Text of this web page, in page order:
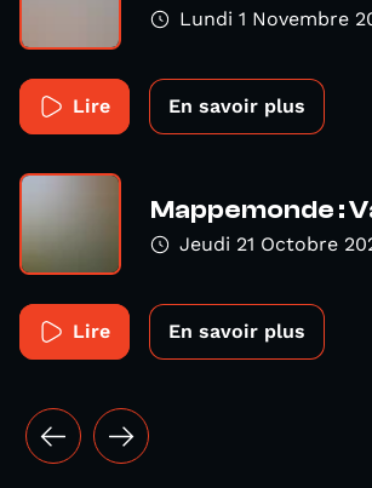
Lundi 1 Novembre
Lire En savoir plus
Mappemonde :
Jeudi 21 Octobre
Lire En savoir plus